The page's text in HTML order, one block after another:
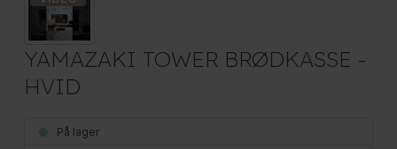
YAMAZAKI TOWER BRØDKASSE -
HVID
På lager